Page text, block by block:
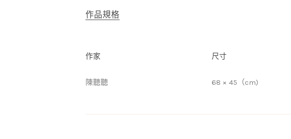
作品規格
作家
陳聽聽
尺寸
68 × 45（cm)